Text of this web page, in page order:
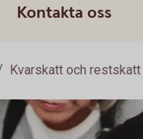
Kontakta oss
Kvarskatt och restskatt